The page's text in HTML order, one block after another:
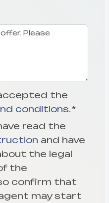
the
conditions.*
read the
and have
the legal
the
confirm that
may start